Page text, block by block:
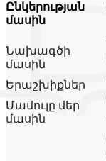
Ընկերության
մասին
Նախագծի
մասին
Երաշխիքներ
Մամուլը մեր
մասին